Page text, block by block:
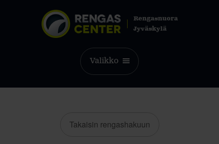
Rengasnuora
Jyväskylä
Valikko
Takaisin rengashakuun